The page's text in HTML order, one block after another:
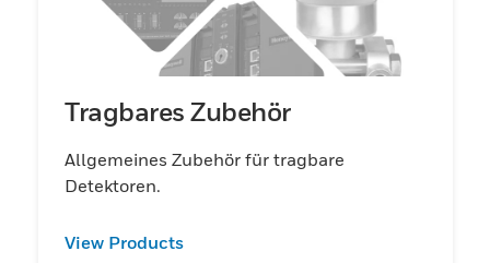
Tragbares Zubehör
Allgemeines Zubehör für tragbare
Detektoren.
View Products